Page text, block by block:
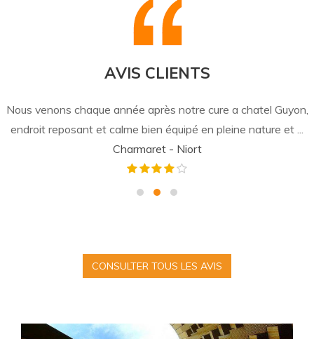
AVIS CLIENTS
Nous venons chaque année après notre cure a chatel Guyon,
endroit reposant et calme bien équipé en pleine nature et ...
Charmaret - Niort
CONSULTER TOUS LES AVIS